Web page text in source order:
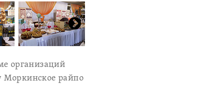
организаций
Моркинское райпо